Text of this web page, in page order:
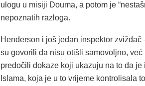
ulogu u misiji Douma, a potom je
nepoznatih razloga.
Henderson i još jedan inspektor
su govorili da nisu otišli samovoljno,
predočili dokaze koji ukazuju na to da
Islama, koja je u to vrijeme kontrolisala